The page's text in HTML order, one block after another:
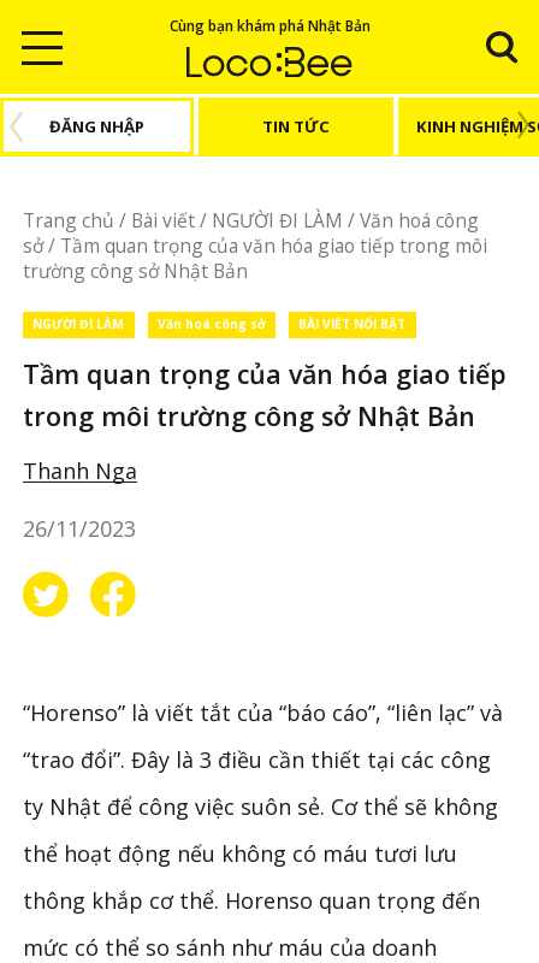
Cùng bạn khám phá Nhật Bản
ĐĂNG NHẬP TIN TỨC KINH NGHIỆM
Trang chủ / Bài viết/ NGƯỜI ĐI LÀM /Văn hoá công
sở/ Tầm quan trọng của văn hóa giao tiếp trong môi
trường công sở Nhật Bản
NGƯỜI ĐI LÀM Văn hoá công sở BÀI VIẾT NỔI BẬT
Tầm quan trọng của văn hóa giao tiếp
trong môi trường công sở Nhật Bản
Thanh Nga
26/11/2023
“Horenso” là viết tắt của “báo cáo”, “liên lạc” và
“trao đổi”. Đây là 3 điều cần thiết tại các công
ty Nhật để công việc suôn sẻ. Cơ thể sẽ không
thể hoạt động nếu không có máu tươi lưu
thông khắp cơ thể. Horenso quan trọng đến
mức có thể so sánh như máu của doanh